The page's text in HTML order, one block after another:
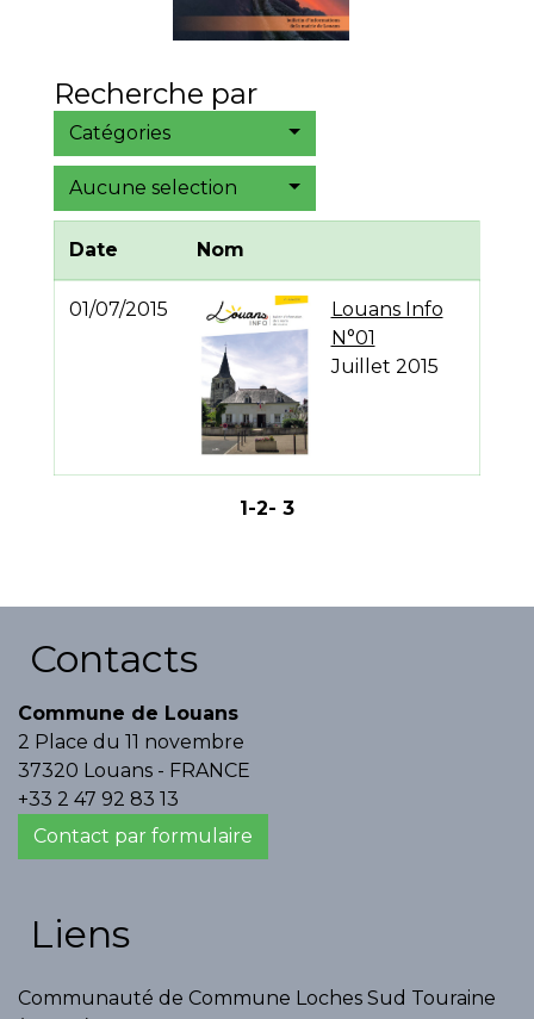
Recherche par
Catégories
Aucune selection
Date Nom
01/07/2015
Louans Info
N°01
Juillet 2015
1-2- 3
Contacts
Commune de Louans
2 Place du 11 novembre
37320 Louans - FRANCE
+33 2 47 92 83 13
Contact par formulaire
Liens
Communauté de Commune Loches Sud Touraine